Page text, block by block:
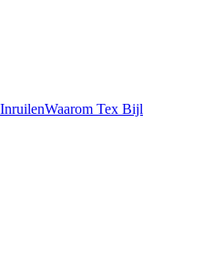
Waarom Tex Bijl